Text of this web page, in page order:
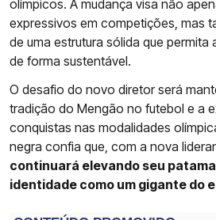
olímpicos. A mudança visa não
expressivos em competições, mas
de uma estrutura sólida que permita
de forma sustentável.
O desafio do novo diretor será
tradição do Mengão no futebol e a
conquistas nas modalidades
negra confia que, com a nova
continuará elevando seu
identidade como um gigante do